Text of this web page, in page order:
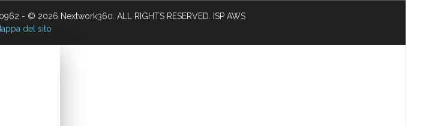
- © 2026 Nextwork360. ALL RIGHTS RESERVED. ISP AWS
del sito